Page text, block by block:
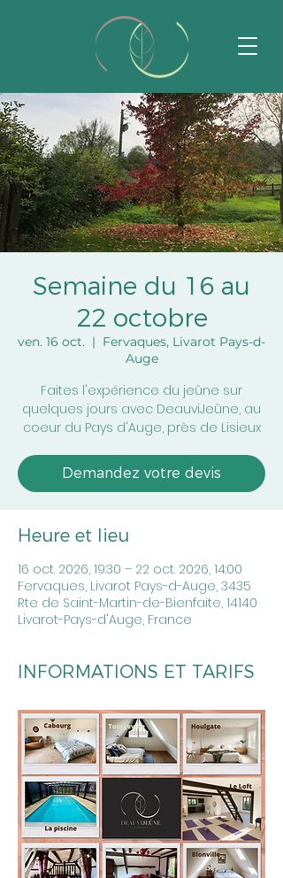
Semaine du 16 au
22 octobre
ven. 16 oct.
  |
Fervaques, Livarot Pays-d-
Auge
Faites l'expérience du jeûne sur
quelques jours avec DeauviJeûne, au
coeur du Pays d'Auge, près de Lisieux
Demandez votre devis
Heure et lieu
16 oct. 2026, 19:30 – 22 oct. 2026, 14:00
Fervaques, Livarot Pays-d-Auge, 3435
Rte de Saint-Martin-de-Bienfaite, 14140
Livarot-Pays-d'Auge, France
INFORMATIONS ET TARIFS